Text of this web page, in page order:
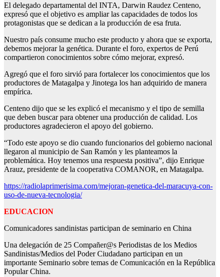
El delegado departamental del INTA, Darwin Raudez Centeno,
expresó que el objetivo es ampliar las capacidades de todos los
protagonistas que se dedican a la producción de esa fruta.
Nuestro país consume mucho este producto y ahora que se exporta,
debemos mejorar la genética. Durante el foro, expertos de Perú
compartieron conocimientos sobre cómo mejorar, expresó.
Agregó que el foro sirvió para fortalecer los conocimientos que los
productores de Matagalpa y Jinotega los han adquirido de manera
empírica.
Centeno dijo que se les explicó el mecanismo y el tipo de semilla
que deben buscar para obtener una producción de calidad. Los
productores agradecieron el apoyo del gobierno.
“Todo este apoyo se dio cuando funcionarios del gobierno nacional
llegaron al municipio de San Ramón y les planteamos la
problemática. Hoy tenemos una respuesta positiva”, dijo Enrique
Arauz, presidente de la cooperativa COMANOR, en Matagalpa.
https://radiolaprimerisima.com/mejoran-genetica-del-maracuya-con-
uso-de-nueva-tecnologia/
EDUCACION
Comunicadores sandinistas participan de seminario en China
Una delegación de 25 Compañer@s Periodistas de los Medios
Sandinistas/Medios del Poder Ciudadano participan en un
importante Seminario sobre temas de Comunicación en la República
Popular China.